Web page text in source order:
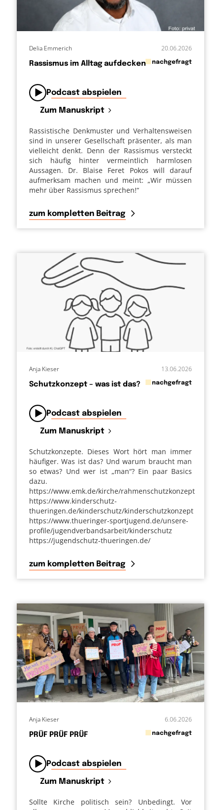
Rassismus im Alltag aufdecken
20.06.2026
innachgefragt
Delia Emmerich
Podcast abspielen
Zum Manuskript
Rassistische Denkmuster und Verhaltensweisen
sind in unserer Gesellschaft präsenter, als man
vielleicht denkt. Denn der Rassismus versteckt
sich häufig hinter vermeintlich harmlosen
Aussagen. Dr. Blaise Feret Pokos will darauf
aufmerksam machen und meint: „Wir müssen
mehr über Rassismus sprechen!“
zum kompletten Beitrag
Schutzkonzept – was ist das?
13.06.2026
innachgefragt
Anja Kieser
Podcast abspielen
Zum Manuskript
Schutzkonzepte. Dieses Wort hört man immer
häufiger. Was ist das? Und warum braucht man
so etwas? Und wer ist „man“? Ein paar Basics
dazu.
https://www.emk.de/kirche/rahmenschutzkonzept
https://www.kinderschutz-
thueringen.de/kinderschutz/kinderschutzkonzept
https://www.thueringer-sportjugend.de/unsere-
profile/jugendverbandsarbeit/kinderschutz
https://jugendschutz-thueringen.de/
zum kompletten Beitrag
PRÜF PRÜF PRÜF
6.06.2026
innachgefragt
Anja Kieser
Podcast abspielen
Zum Manuskript
Sollte Kirche politisch sein? Unbedingt. Vor